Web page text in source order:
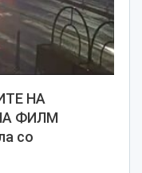
НА
ФИЛМ
со